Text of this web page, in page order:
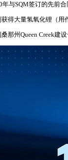
与SQM签订的先前
得大量氢氧化锂（
那州Queen Creek建